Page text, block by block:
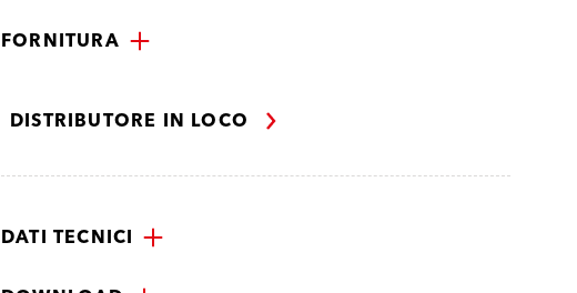
FORNITURA
DISTRIBUTORE IN LOCO
DATI TECNICI